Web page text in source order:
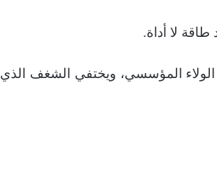
لا أداة.
الولاء المؤسسي، ويختفي الشغف الذي